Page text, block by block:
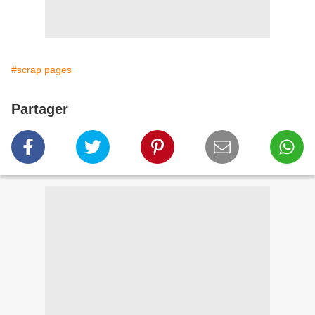
#scrap pages
Partager